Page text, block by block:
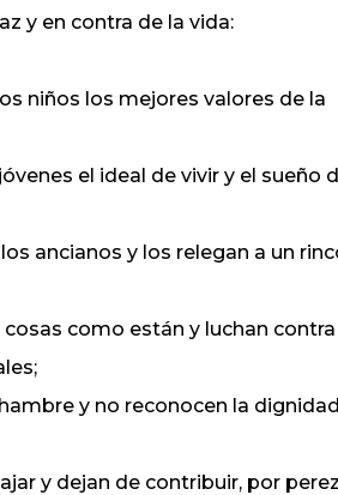
y en contra de la vida:
niños los mejores valores de la
el ideal de vivir y el sueño
ancianos y los relegan a un
cosas como están y luchan
y no reconocen la
y dejan de contribuir, por